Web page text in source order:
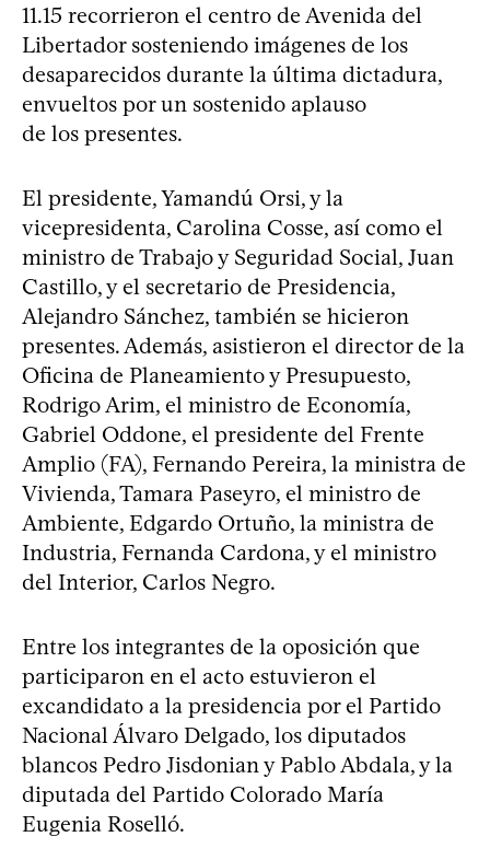
11.15 recorrieron el centro de Avenida del
Libertador sosteniendo imágenes de los
desaparecidos durante la última dictadura,
envueltos por un sostenido aplauso
de los presentes.
El presidente, Yamandú Orsi, y la
vicepresidenta, Carolina Cosse, así como el
ministro de Trabajo y Seguridad Social, Juan
Castillo, y el secretario de Presidencia,
Alejandro Sánchez, también se hicieron
presentes. Además, asistieron el director de la
Oficina de Planeamiento y Presupuesto,
Rodrigo Arim, el ministro de Economía,
Gabriel Oddone, el presidente del Frente
Amplio (FA), Fernando Pereira, la ministra de
Vivienda, Tamara Paseyro, el ministro de
Ambiente, Edgardo Ortuño, la ministra de
Industria, Fernanda Cardona, y el ministro
del Interior, Carlos Negro.
Entre los integrantes de la oposición que
participaron en el acto estuvieron el
excandidato a la presidencia por el Partido
Nacional Álvaro Delgado, los diputados
blancos Pedro Jisdonian y Pablo Abdala, y la
diputada del Partido Colorado María
Eugenia Roselló.